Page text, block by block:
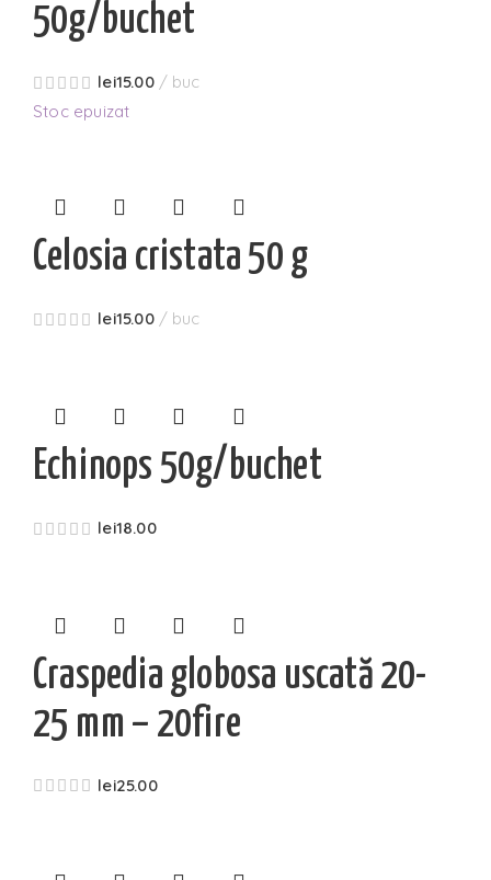
50g/buchet
lei15.00
buc
Stoc epuizat
Celosia cristata 50 g
lei15.00 buc
Echinops 50g/buchet
lei18.00
Craspedia globosa uscată 20-
25 mm – 20fire
lei25.00